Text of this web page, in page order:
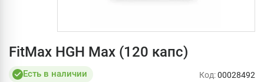
FitMax HGH Max (120 капс)
Есть в наличии
Код:00028492